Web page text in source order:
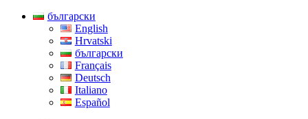
български
English
Hrvatski
български
Français
Deutsch
Italiano
Español